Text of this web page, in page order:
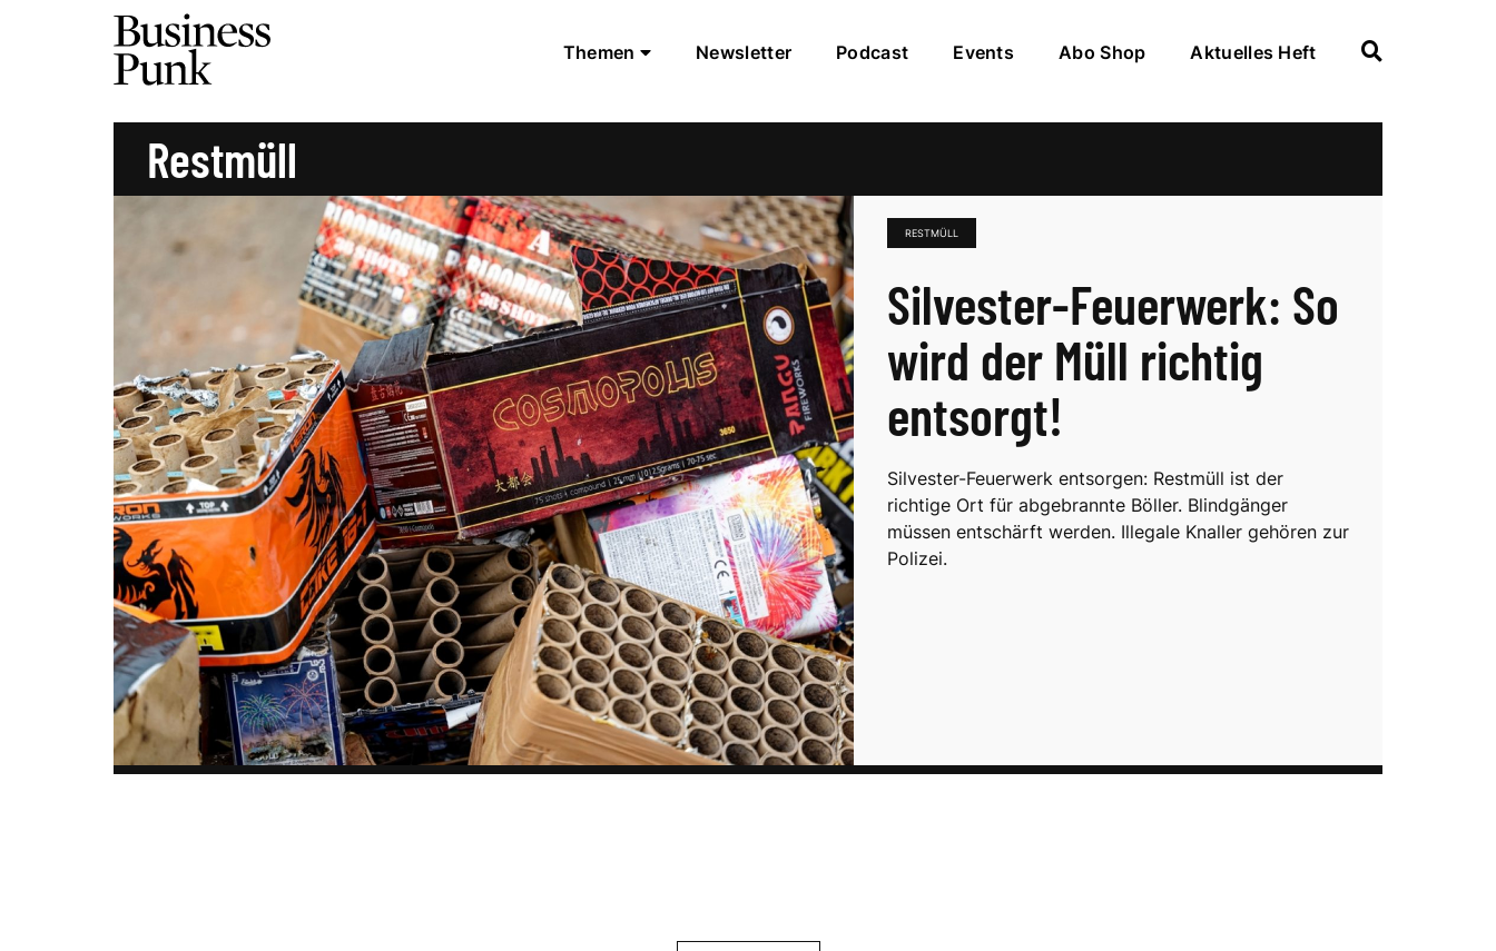
Themen Newsletter Podcast Events Abo Shop Aktuelles Heft
Restmüll
RESTMÜLL
Silvester-Feuerwerk: So
wird der Müll richtig
entsorgt!
Silvester-Feuerwerk entsorgen: Restmüll ist der
richtige Ort für abgebrannte Böller. Blindgänger
müssen entschärft werden. Illegale Knaller gehören zur
Polizei.